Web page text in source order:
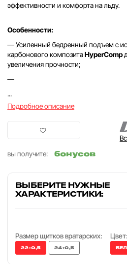
эффективности и комфорта на льду.
Особенности:
— Усиленный бедренный подъем с
карбонового композитаHyperComp
увеличения прочности;
—
...
Подробное описание
вы получите:
бонусов
ВЫБЕРИТЕ НУЖНЫЕ
ХАРАКТЕРИСТИКИ:
Размер щитков вратарских:
22+0,5 24+0,5
Цвет: